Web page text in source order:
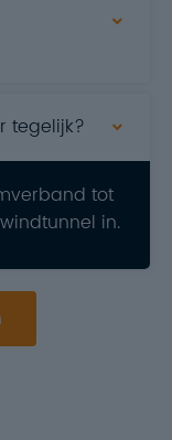
tegelijk?
tot
in.